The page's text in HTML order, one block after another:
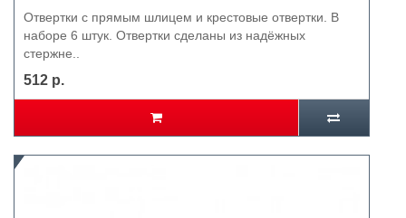
Отвертки с прямым шлицем и крестовые отвертки. В
наборе 6 штук. Отвертки сделаны из надёжных
стержне..
512 р.